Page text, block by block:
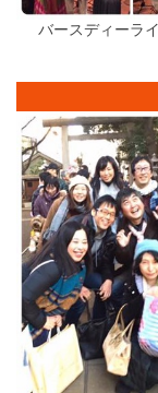
バースディーラ